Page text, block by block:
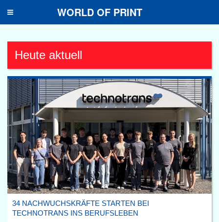
Toggle
WORLD OF PRINT
Heute aktuell
34 NACHWUCHSKRÄFTE STARTEN BEI
TECHNOTRANS INS BERUFSLEBEN